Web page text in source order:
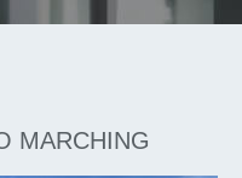
MARCHING